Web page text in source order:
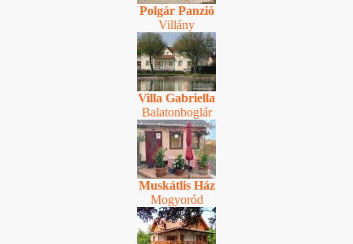
Polgár Panzió
Villány
Villa Gabriella
Balatonboglár
Muskátlis Ház
Mogyoród